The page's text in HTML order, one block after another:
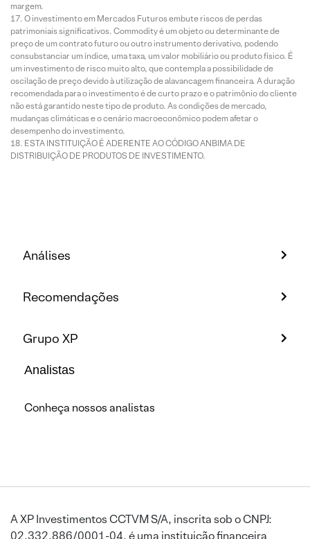
margem.
O investimento em Mercados Futuros embute riscos de perdas
patrimoniais significativos. Commodity é um objeto ou determinante de
preço de um contrato futuro ou outro instrumento derivativo, podendo
consubstanciar um índice, uma taxa, um valor mobiliário ou produto físico. É
um investimento de risco muito alto, que contempla a possibilidade de
oscilação de preço devido à utilização de alavancagem financeira. A duração
recomendada para o investimento é de curto prazo e o patrimônio do cliente
não está garantido neste tipo de produto. As condições de mercado,
mudanças climáticas e o cenário macroeconômico podem afetar o
desempenho do investimento.
ESTA INSTITUIÇÃO É ADERENTE AO CÓDIGO ANBIMA DE
DISTRIBUIÇÃO DE PRODUTOS DE INVESTIMENTO.
Análises
Recomendações
Grupo XP
Analistas
Conheça nossos analistas
A XP Investimentos CCTVM S/A, inscrita sob o CNPJ:
02.332.886/0001-04, é uma instituição financeira